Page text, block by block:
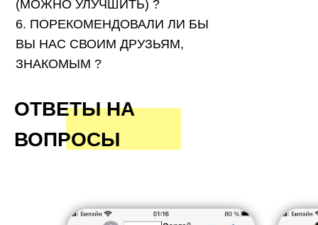
(МОЖНО УЛУЧШИТЬ) ?
6. ПОРЕКОМЕНДОВАЛИ ЛИ БЫ
ВЫ НАС СВОИМ ДРУЗЬЯМ,
ЗНАКОМЫМ ?
ОТВЕТЫ НА
ВОПРОСЫ